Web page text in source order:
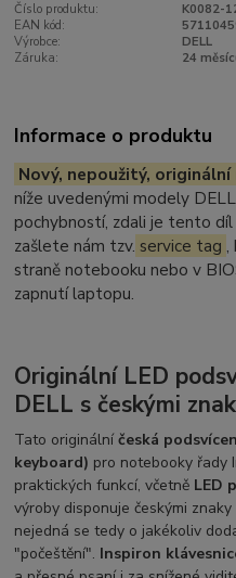
Číslo produktu:
K0082-
EAN kód:
Výrobce:
DELL
Záruka:
24
Informace o produktu
Nový, nepoužitý,
níže uvedenými modely
pochybností, zdali je tento
zašlete nám tzv. service tag ,
straně notebooku nebo v
zapnutí laptopu.
Originální LED
DELL s českými
Tato originálníčeská
keyboard) pro notebooky řady
praktických funkcí, včetně LED
výroby disponuje českými
nejedná se tedy o jakékoliv
"počeštění". Inspiron